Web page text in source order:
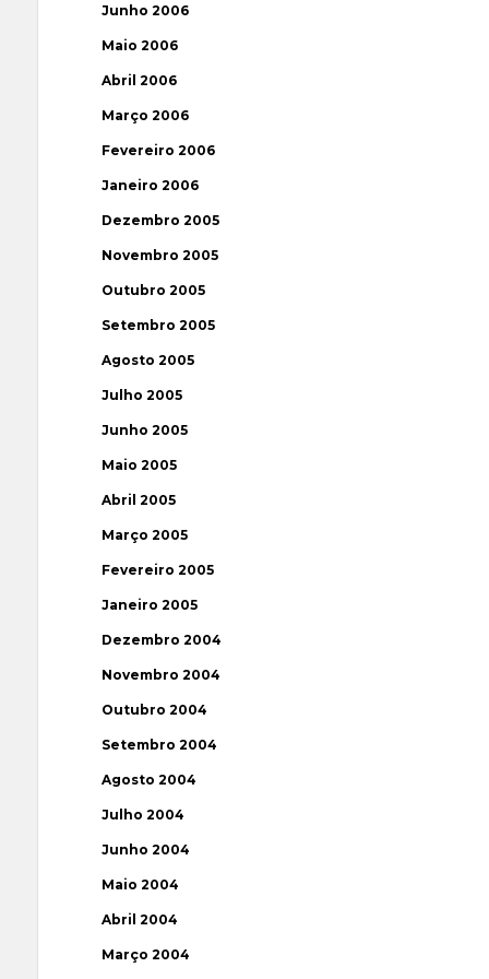
Junho 2006
Maio 2006
Abril 2006
Março 2006
Fevereiro 2006
Janeiro 2006
Dezembro 2005
Novembro 2005
Outubro 2005
Setembro 2005
Agosto 2005
Julho 2005
Junho 2005
Maio 2005
Abril 2005
Março 2005
Fevereiro 2005
Janeiro 2005
Dezembro 2004
Novembro 2004
Outubro 2004
Setembro 2004
Agosto 2004
Julho 2004
Junho 2004
Maio 2004
Abril 2004
Março 2004